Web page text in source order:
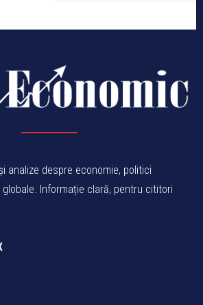
analize despre economie, politici
Informație clară, pentru cititori